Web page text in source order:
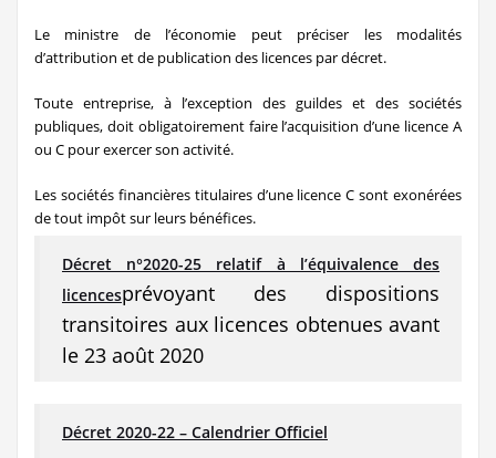
Le ministre de l’économie peut préciser les modalités
d’attribution et de publication des licences par décret.
Toute entreprise, à l’exception des guildes et des sociétés
publiques, doit obligatoirement faire l’acquisition d’une licence A
ou C pour exercer son activité.
Les sociétés financières titulaires d’une licence C sont exonérées
de tout impôt sur leurs bénéfices.
Décret n°2020-25 relatif à l’équivalence des
licencesprévoyant des dispositions
transitoires aux licences obtenues avant
le 23 août 2020
Décret 2020-22 – Calendrier Officiel